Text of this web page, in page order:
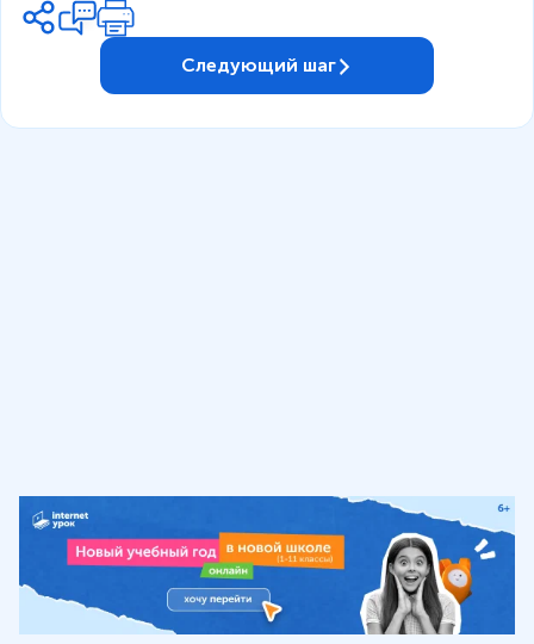
Следующий шаг